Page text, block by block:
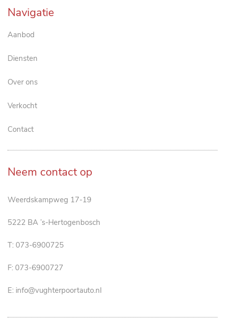
Navigatie
Aanbod
Diensten
Over ons
Verkocht
Contact
Neem contact op
Weerdskampweg 17-19
5222 BA ’s-Hertogenbosch
T: 073-6900725
F: 073-6900727
E: info@vughterpoortauto.nl